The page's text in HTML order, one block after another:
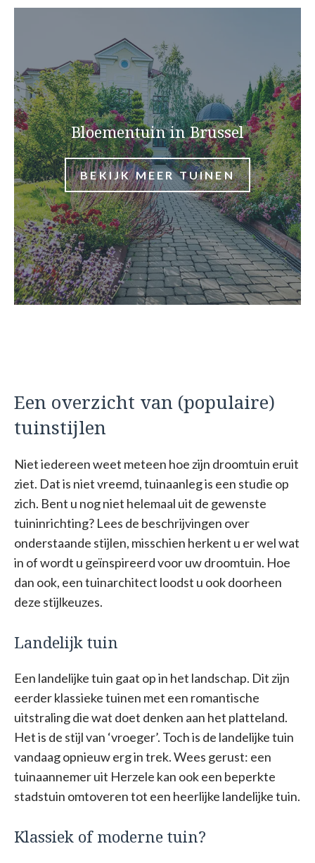
Bloementuin in Brussel
BEKIJK MEER TUINEN
Een overzicht van (populaire)
tuinstijlen
Niet iedereen weet meteen hoe zijn droomtuin eruit
ziet. Dat is niet vreemd, tuinaanleg is een studie op
zich. Bent u nog niet helemaal uit de gewenste
tuininrichting? Lees de beschrijvingen over
onderstaande stijlen, misschien herkent u er wel wat
in of wordt u geïnspireerd voor uw droomtuin. Hoe
dan ook, een tuinarchitect loodst u ook doorheen
deze stijlkeuzes.
Landelijk tuin
Een landelijke tuin gaat op in het landschap. Dit zijn
eerder klassieke tuinen met een romantische
uitstraling die wat doet denken aan het platteland.
Het is de stijl van ‘vroeger’. Toch is de landelijke tuin
vandaag opnieuw erg in trek. Wees gerust: een
tuinaannemer uit Herzele kan ook een beperkte
stadstuin omtoveren tot een heerlijke landelijke tuin.
Klassiek of moderne tuin?